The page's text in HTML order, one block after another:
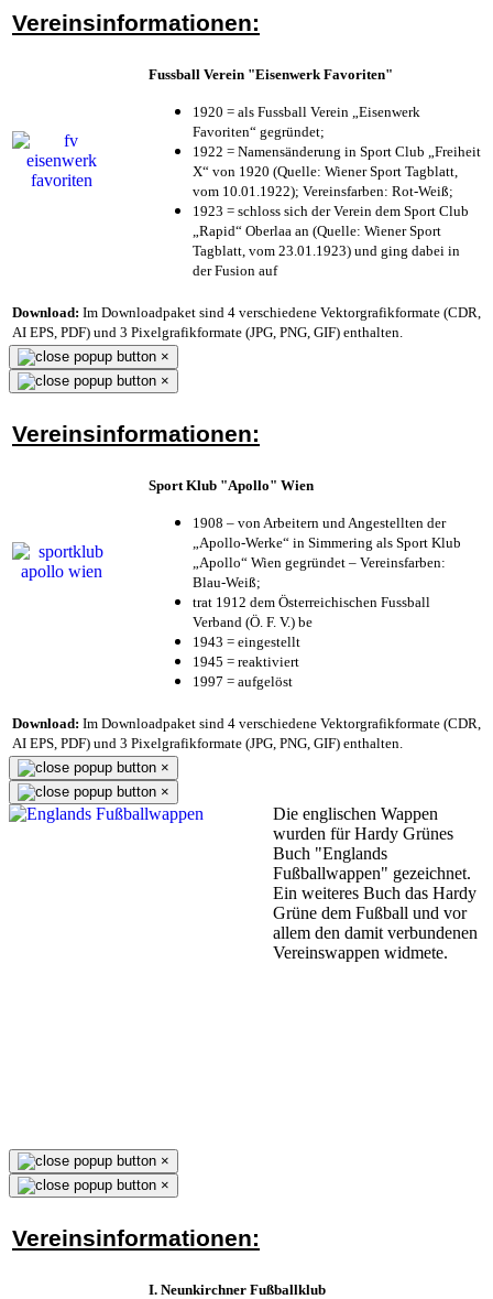
Vereinsinformationen:
Fussball Verein "Eisenwerk Favoriten"
1920 = als Fussball Verein „Eisenwerk
Favoriten“ gegründet;
1922 = Namensänderung in Sport Club „Freiheit
X“ von 1920 (Quelle: Wiener Sport Tagblatt,
vom 10.01.1922); Vereinsfarben: Rot-Weiß;
1923 = schloss sich der Verein dem Sport Club
„Rapid“ Oberlaa an (Quelle: Wiener Sport
Tagblatt, vom 23.01.1923) und ging dabei in
der Fusion auf
Download: Im Downloadpaket sind 4 verschiedene Vektorgrafikformate (CDR,
AI EPS, PDF) und 3 Pixelgrafikformate (JPG, PNG, GIF) enthalten.
×
×
Vereinsinformationen:
Sport Klub "Apollo" Wien
1908 – von Arbeitern und Angestellten der
„Apollo-Werke“ in Simmering als Sport Klub
„Apollo“ Wien gegründet – Vereinsfarben:
Blau-Weiß;
trat 1912 dem Österreichischen Fussball
Verband (Ö. F. V.) be
1943 = eingestellt
1945 = reaktiviert
1997 = aufgelöst
Download: Im Downloadpaket sind 4 verschiedene Vektorgrafikformate (CDR,
AI EPS, PDF) und 3 Pixelgrafikformate (JPG, PNG, GIF) enthalten.
×
×
Die englischen Wappen
wurden für Hardy Grünes
Buch "Englands
Fußballwappen" gezeichnet.
Ein weiteres Buch das Hardy
Grüne dem Fußball und vor
allem den damit verbundenen
Vereinswappen widmete.
×
×
Vereinsinformationen:
I. Neunkirchner Fußballklub